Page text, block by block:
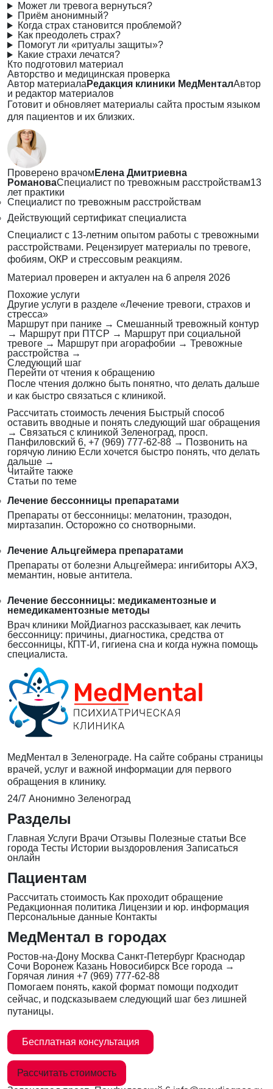
Может ли тревога вернуться?
Приём анонимный?
Когда страх становится проблемой?
Как преодолеть страх?
Помогут ли «ритуалы защиты»?
Какие страхи лечатся?
Кто подготовил материал
Авторство и медицинская проверка
Автор материала Редакция клиники МедМенталАвтор
и редактор материалов
Готовит и обновляет материалы сайта простым языком
для пациентов и их близких.
Проверено врачом Елена Дмитриевна
РомановаСпециалист по тревожным расстройствам13
лет практики
Специалист по тревожным расстройствам
Действующий сертификат специалиста
Специалист с 13-летним опытом работы с тревожными
расстройствами. Рецензирует материалы по тревоге,
фобиям, ОКР и стрессовым реакциям.
Материал проверен и актуален на 6 апреля 2026
Похожие услуги
Другие услуги в разделе «Лечение тревоги, страхов и
стресса»
Маршрут при панике → Смешанный тревожный контур
→ Маршрут при ПТСР → Маршрут при социальной
тревоге → Маршрут при агорафобии → Тревожные
расстройства →
Следующий шаг
Перейти от чтения к обращению
После чтения должно быть понятно, что делать дальше
и как быстро связаться с клиникой.
Рассчитать стоимость лечения Быстрый способ
оставить вводные и понять следующий шаг обращения
→ Связаться с клиникой Зеленоград, просп.
Панфиловский 6, +7 (969) 777-62-88 → Позвонить на
горячую линию Если хочется быстро понять, что делать
дальше →
Читайте также
Статьи по теме
Лечение бессонницы препаратами
Препараты от бессонницы: мелатонин, тразодон,
миртазапин. Осторожно со снотворными.
Лечение Альцгеймера препаратами
Препараты от болезни Альцгеймера: ингибиторы АХЭ,
мемантин, новые антитела.
Лечение бессонницы: медикаментозные и
немедикаментозные методы
Врач клиники МойДиагноз рассказывает, как лечить
бессонницу: причины, диагностика, средства от
бессонницы, КПТ-И, гигиена сна и когда нужна помощь
специалиста.
МедМентал в Зеленограде. На сайте собраны страницы
врачей, услуг и важной информации для первого
обращения в клинику.
24/7 Анонимно Зеленоград
Разделы
Главная Услуги Врачи Отзывы Полезные статьи Все
города Тесты Истории выздоровления Записаться
онлайн
Пациентам
Рассчитать стоимость Как проходит обращение
Редакционная политика Лицензии и юр. информация
Персональные данные Контакты
МедМентал в городах
Ростов-на-Дону Москва Санкт-Петербург Краснодар
Сочи Воронеж Казань Новосибирск Все города →
Горячая линия +7 (969) 777-62-88
Помогаем понять, какой формат помощи подходит
сейчас, и подсказываем следующий шаг без лишней
путаницы.
Бесплатная консультация
Рассчитать стоимость